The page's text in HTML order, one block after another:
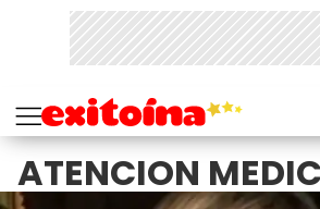
ATENCION